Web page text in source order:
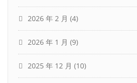
2026 年 2 月 (4)
2026 年 1 月 (9)
2025 年 12 月 (10)